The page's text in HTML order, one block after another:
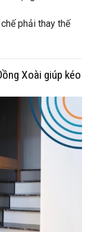
phải thay thế
Xoài giúp kéo